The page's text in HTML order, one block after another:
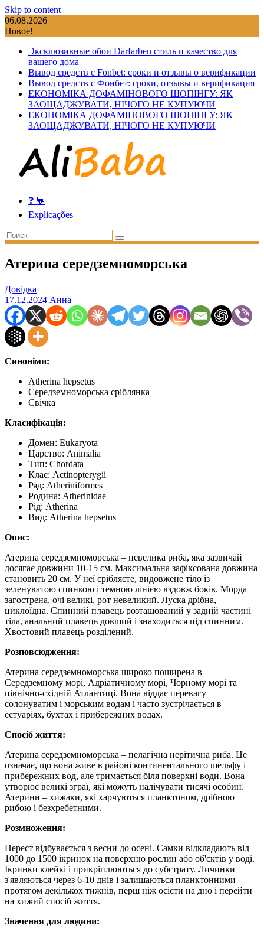
Skip to content
06.08.2026
Новое!
Эксклюзивные обои Darfarben стиль и качество для
вашего дома
Вывод средств с Fonbet: сроки и отзывы о верификации
Вывод средств с Фонбет: сроки, отзывы и верификация
ЕКОНОМІКА ДОФАМІНОВОГО ШОПІНГУ: ЯК
ЗАОЩАДЖУВАТИ, НІЧОГО НЕ КУПУЮЧИ
ЕКОНОМІКА ДОФАМІНОВОГО ШОПІНГУ: ЯК
ЗАОЩАДЖУВАТИ, НІЧОГО НЕ КУПУЮЧИ
❓ 💬
Explicações
Атерина середземноморська
Довідка
17.12.2024 Анна
Синоніми:
Atherina hepsetus
Середземноморська сріблянка
Свічка
Класифікація:
Домен: Eukaryota
Царство: Animalia
Тип: Chordata
Клас: Actinopterygii
Ряд: Atheriniformes
Родина: Atherinidae
Рід: Atherina
Вид: Atherina hepsetus
Опис:
Атерина середземноморська – невелика риба, яка зазвичай
досягає довжини 10-15 см. Максимальна зафіксована довжина
становить 20 см. У неї сріблясте, видовжене тіло із
зеленуватою спинкою і темною лінією вздовж боків. Морда
загострена, очі великі, рот невеликий. Луска дрібна,
циклоїдна. Спинний плавець розташований у задній частині
тіла, анальний плавець довший і знаходиться під спинним.
Хвостовий плавець розділений.
Розповсюдження:
Атерина середземноморська широко поширена в
Середземному морі, Адріатичному морі, Чорному морі та
північно-східній Атлантиці. Вона віддає перевагу
солонуватим і морським водам і часто зустрічається в
естуаріях, бухтах і прибережних водах.
Спосіб життя:
Атерина середземноморська – пелагічна нерітична риба. Це
означає, що вона живе в районі континентального шельфу і
прибережних вод, але тримається біля поверхні води. Вона
утворює великі зграї, які можуть налічувати тисячі особин.
Атерини – хижаки, які харчуються планктоном, дрібною
рибою і безхребетними.
Розмноження:
Нерест відбувається з весни до осені. Самки відкладають від
1000 до 1500 ікринок на поверхню рослин або об'єктів у воді.
Ікринки клейкі і прикріплюються до субстрату. Личинки
з'являються через 6-10 днів і залишаються планктонними
протягом декількох тижнів, перш ніж осісти на дно і перейти
на хижий спосіб життя.
Значення для людини: